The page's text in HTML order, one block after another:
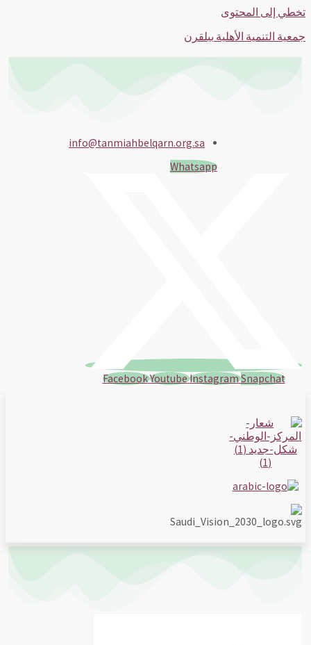
تخطي إلى المحتوى
جمعية التنمية الأهلية ببلقرن
info@tanmiahbelqarn.org.sa
Whatsapp
FacebookYoutubeInstagramSnapchat